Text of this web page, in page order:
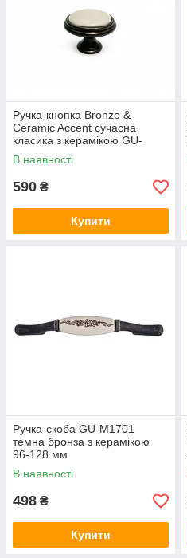
Ручка-кнопка Bronze &
Ceramic Accent сучасна
класика з керамікою GU-
P7706 бронза темна d= 35
мм
В наявності
590 ₴
Купити
Ручка-скоба GU-M1701
темна бронза з керамікою
96-128 мм
В наявності
498 ₴
Купити